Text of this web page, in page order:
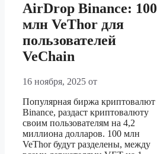
AirDrop Binance: 100
млн VeThor для
пользователей
VeChain
16 ноября, 2025 от
Популярная биржа криптовалют
Binance, раздаст криптовалюту
своим пользователям на 4,2
миллиона долларов. 100 млн
VeThor будут разделены, между